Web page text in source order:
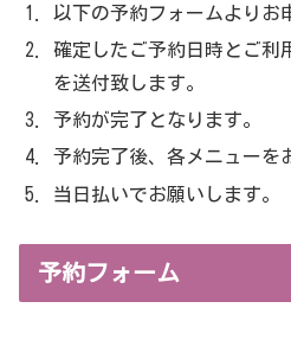
以下の予約フォームよりお
確定したご予約日時とご利
を送付致します。
予約が完了となります。
予約完了後、各メニューを
当日払いでお願いします。
予約フォーム